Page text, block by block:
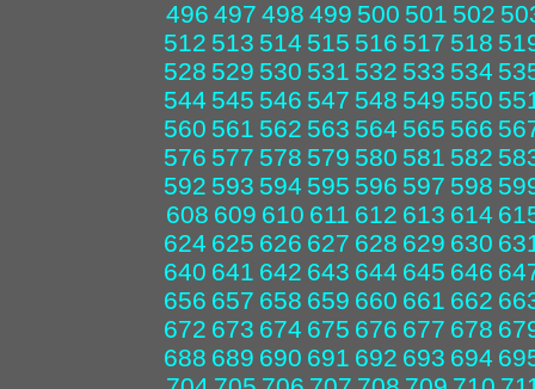
496 497 498 499 500 501 502
512 513 514 515 516 517 518
528 529 530 531 532 533 534
544 545 546 547 548 549 550
560 561 562 563 564 565 566
576 577 578 579 580 581 582
592 593 594 595 596 597 598
608 609 610 611 612 613 614
624 625 626 627 628 629 630
640 641 642 643 644 645 646
656 657 658 659 660 661 662
672 673 674 675 676 677 678
688 689 690 691 692 693 694